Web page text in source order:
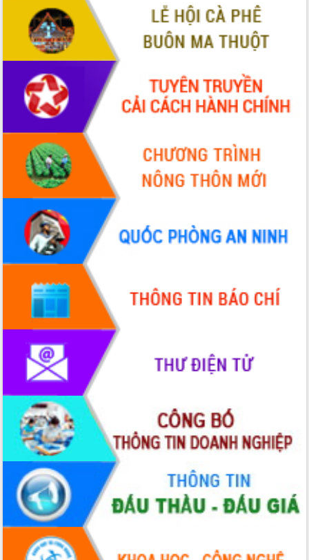
Gặp mặt các cơ quan báo chí nhân Kỷ
niệm 101 năm Ngày Báo chí Cách
mạng Việt Nam
Đắk Lắk sơ kết 4 năm triển khai thực
hiện Đề án 06 của Chính phủ
Họp báo thông tin về Hội nghị Công bố
Quy hoạch và Xúc tiến đầu tư tỉnh Đắk
Khơi thông điểm nghẽn, đẩy nhanh
giải ngân vốn khắc phục thiên tai
HĐND tỉnh thông qua điều chỉnh Quy
hoạch tỉnh thời kỳ 2021-2030
Hội thảo góp ý hồ sơ điều chỉnh quy
hoạch tỉnh Đắk Lắk thời kỳ 2021-2030,
tầm nhìn đến năm 2050
Nâng cao hiệu quả hoạt động của các
doanh nghiệp nhà nước
Hội nghị triển khai kết nối mạng
truyền số liệu chuyên dùng phục vụ cơ
quan Đảng, Nhà nước
Lễ phát động chuỗi hoạt động chung
tay làm sạch môi trường
Xã Ea Kar bước chuyển mình trong
công tác cải cách hành chính mô hình
UBND tỉnh họp báo định kỳ tháng 4
năm 2026
Hội thảo khoa học “Giải pháp thúc đẩy
phát triển nền kinh tế xanh tại tỉnh
Đắk Lắk”
Tăng cường giám sát, đôn đốc thực
hiện nhiệm vụ quản lý tài sản công
hàng tuần
Tháo gỡ những vướng mắc, đẩy mạnh
công tác cải cách thủ tục hành chính
tại Trung tâm Phục vụ hành chính
công tỉnh